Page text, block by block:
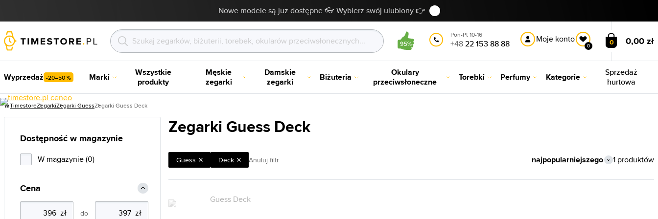
Nowe modele są już dostępne 👓 Wybierz swój ulubiony 👉
Pon-Pt 10-16
+4822 153 88 88 Moje konto
0 0 0,00 zł
Wyprzedaż -20–50 % Marki
Wszystkie
produkty
Męskie
zegarki
Damskie
zegarki
Biżuteria
Okulary
przeciwsłoneczne
Torebki Perfumy Kategorie
Sprzedaż
hurtowa
TimestoreZegarkiZegarki GuessZegarki Guess Deck
Zegarki Guess Deck
Guess Deck Anuluj filtr 1 produktów
Dostępność w magazynie
W magazynie (0)
Cena
do